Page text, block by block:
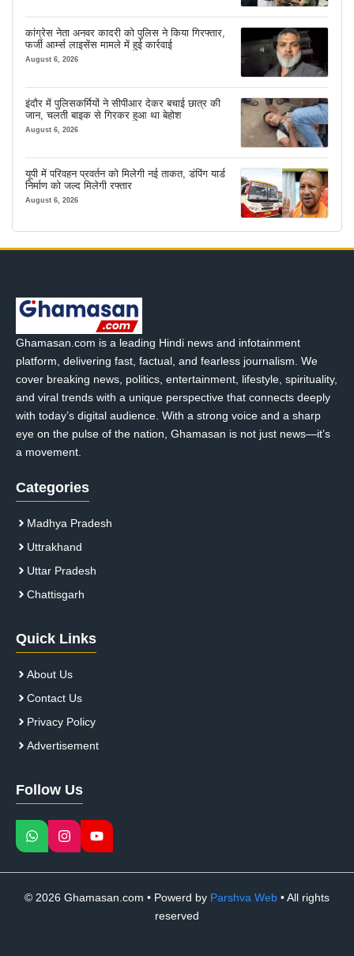
कांग्रेस नेता अनवर कादरी को पुलिस ने किया गिरफ्तार,
फर्जी आर्म्स लाइसेंस मामले में हुई कार्रवाई
August 6, 2026
इंदौर में पुलिसकर्मियों ने सीपीआर देकर बचाई छात्र की
जान, चलती बाइक से गिरकर हुआ था बेहोश
August 6, 2026
यूपी में परिवहन प्रवर्तन को मिलेगी नई ताकत, डंपिंग यार्ड
निर्माण को जल्द मिलेगी रफ्तार
August 6, 2026
Ghamasan.com is a leading Hindi news and infotainment
platform, delivering fast, factual, and fearless journalism. We
cover breaking news, politics, entertainment, lifestyle, spirituality,
and viral trends with a unique perspective that connects deeply
with today’s digital audience. With a strong voice and a sharp
eye on the pulse of the nation, Ghamasan is not just news—it’s
a movement.
Categories
Madhya Pradesh
Uttrakhand
Uttar Pradesh
Chattisgarh
Quick Links
About Us
Contact Us
Privacy Policy
Advertisement
Follow Us
© 2026 Ghamasan.com • Powerd by Parshva Web • All rights
reserved